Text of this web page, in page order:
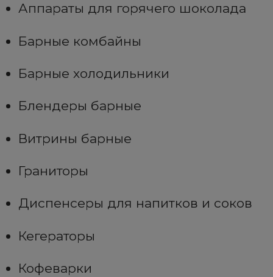
Аппараты для горячего шоколада
Барные комбайны
Барные холодильники
Блендеры барные
Витрины барные
Граниторы
Диспенсеры для напитков и соков
Кегераторы
Кофеварки